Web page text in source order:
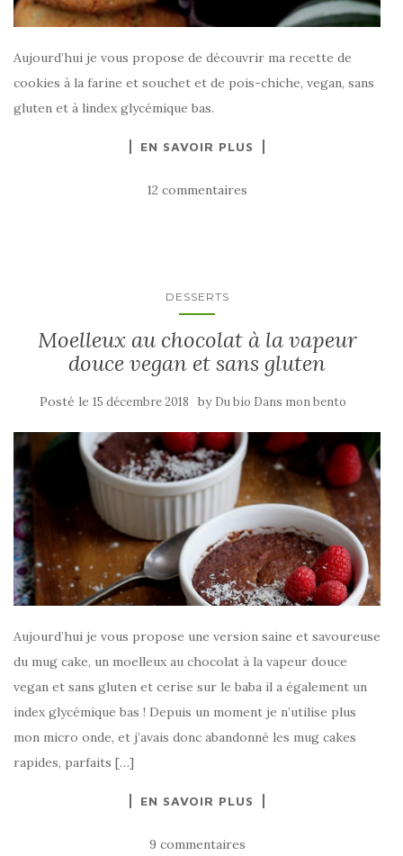
Aujourd’hui je vous propose de découvrir ma recette de
cookies à la farine et souchet et de pois-chiche, vegan, sans
gluten et à lindex glycémique bas.
EN SAVOIR PLUS
12 commentaires
DESSERTS
Moelleux au chocolat à la vapeur
douce vegan et sans gluten
Posté le 15 décembre 2018 by Du bio Dans mon bento
Aujourd’hui je vous propose une version saine et savoureuse
du mug cake, un moelleux au chocolat à la vapeur douce
vegan et sans gluten et cerise sur le baba il a également un
index glycémique bas ! Depuis un moment je n’utilise plus
mon micro onde, et j’avais donc abandonné les mug cakes
rapides, parfaits […]
EN SAVOIR PLUS
9 commentaires